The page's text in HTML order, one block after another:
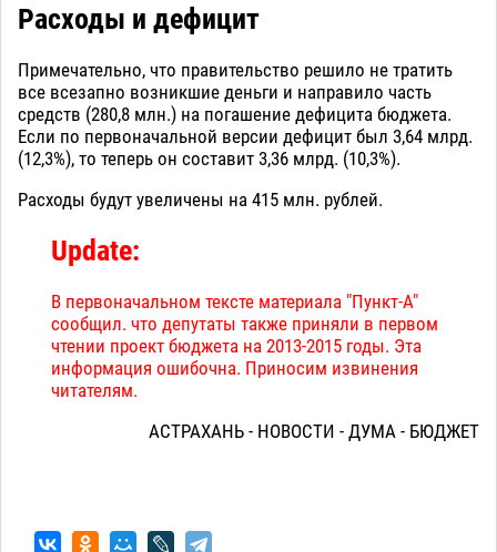
Расходы и дефицит
Примечательно, что правительство решило не тратить
все всезапно возникшие деньги и направило часть
средств (280,8 млн.) на погашение дефицита бюджета.
Если по первоначальной версии дефицит был 3,64 млрд.
(12,3%), то теперь он составит 3,36 млрд. (10,3%).
Расходы будут увеличены на 415 млн. рублей.
Update:
В первоначальном тексте материала "Пункт-А"
сообщил. что депутаты также приняли в первом
чтении проект бюджета на 2013-2015 годы. Эта
информация ошибочна. Приносим извинения
читателям.
АСТРАХАНЬ - НОВОСТИ - ДУМА - БЮДЖЕТ